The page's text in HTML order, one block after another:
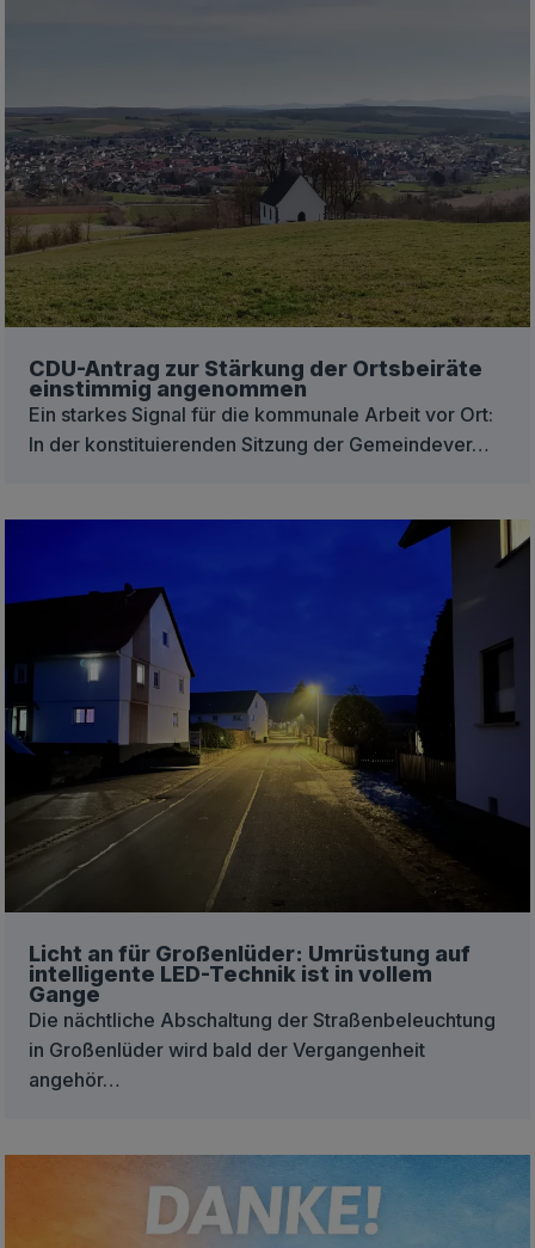
CDU-Antrag zur Stärkung der Ortsbeiräte
einstimmig angenommen
Ein starkes Signal für die kommunale Arbeit vor Ort:
In der konstituierenden Sitzung der Gemeindever…
Licht an für Großenlüder: Umrüstung auf
intelligente LED-Technik ist in vollem
Gange
Die nächtliche Abschaltung der Straßenbeleuchtung
in Großenlüder wird bald der Vergangenheit
angehör…